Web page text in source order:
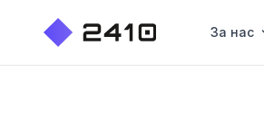
За нас